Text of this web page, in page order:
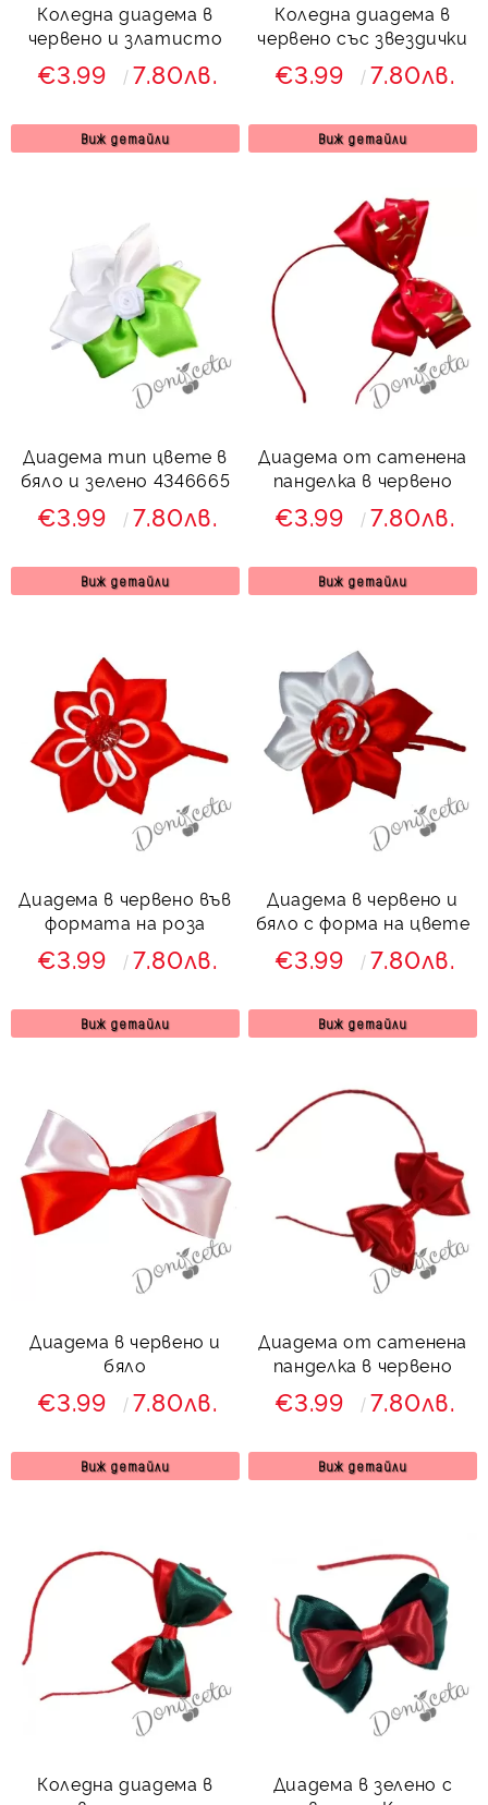
Коледна диадема в
червено и златисто
€3.99 7.80лв.
Виж детайли
Коледна диадема в
червено със звездички
€3.99 7.80лв.
Виж детайли
Диадема тип цвете в
бяло и зелено 4346665
€3.99 7.80лв.
Виж детайли
Диадема от сатенена
панделка в червено
€3.99 7.80лв.
Виж детайли
Диадема в червено във
формата на роза
€3.99 7.80лв.
Виж детайли
Диадема в червено и
бяло с форма на цвете
€3.99 7.80лв.
Виж детайли
Диадема в червено и
бяло
€3.99 7.80лв.
Виж детайли
Диадема от сатенена
панделка в червено
€3.99 7.80лв.
Виж детайли
Коледна диадема в
Диадема в зелено с